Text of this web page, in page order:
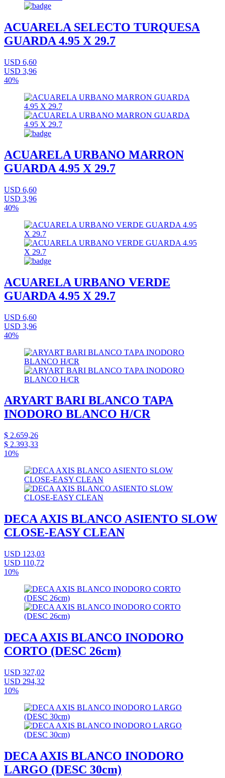
ACUARELA SELECTO TURQUESA
GUARDA 4.95 X 29.7
USD 6,60
USD 3,96
40%
ACUARELA URBANO MARRON
GUARDA 4.95 X 29.7
USD 6,60
USD 3,96
40%
ACUARELA URBANO VERDE
GUARDA 4.95 X 29.7
USD 6,60
USD 3,96
40%
ARYART BARI BLANCO TAPA
INODORO BLANCO H/CR
$ 2.659,26
$ 2.393,33
10%
DECA AXIS BLANCO ASIENTO SLOW
CLOSE-EASY CLEAN
USD 123,03
USD 110,72
10%
DECA AXIS BLANCO INODORO
CORTO (DESC 26cm)
USD 327,02
USD 294,32
10%
DECA AXIS BLANCO INODORO
LARGO (DESC 30cm)